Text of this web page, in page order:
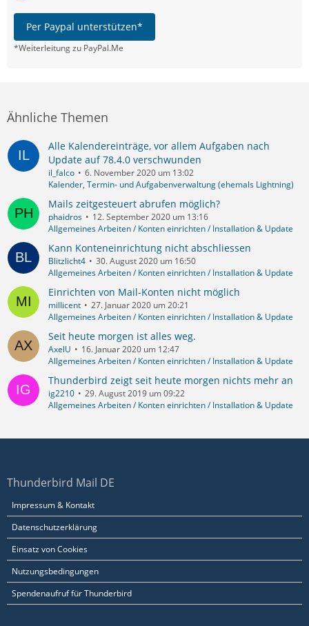
Per Paypal unterstützen*
*Weiterleitung zu PayPal.Me
Ähnliche Themen
Alle Kalendereinträge, vor allem Aufgaben nach
Update auf 78.4.0 verschwunden
il_falco
6. November 2020 um 13:02
Kalender, Termin- und Aufgabenverwaltung (ehemals Lightning)
Mails zeitgesteuert abrufen möglich?
phaidros
12. September 2020 um 13:16
Allgemeines Arbeiten / Konten einrichten / Installation & Update
Kann Konteneinrichtung nicht abschliessen
Blitzlicht4
30. August 2020 um 16:50
Allgemeines Arbeiten / Konten einrichten / Installation & Update
Einrichten von Mail-Konten nicht möglich
millicent
27. Januar 2020 um 20:21
Allgemeines Arbeiten / Konten einrichten / Installation & Update
Seit heute morgen ist alles weg.
AxelU
16. Januar 2020 um 12:47
Allgemeines Arbeiten / Konten einrichten / Installation & Update
Thunderbird zeigt seit heute morgen nichts mehr an
ig2210
29. August 2019 um 09:22
Allgemeines Arbeiten / Konten einrichten / Installation & Update
Thunderbird Mail DE
Impressum & Kontakt
Datenschutzerklärung
Einsatz von Cookies
Nutzungsbedingungen
Spendenaufruf für Thunderbird